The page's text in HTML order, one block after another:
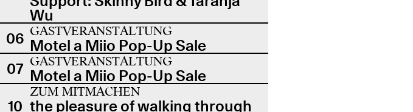
Wu
06 GASTVERANSTALTUNG
Motel a Miio Pop-Up Sale
07 GASTVERANSTALTUNG
Motel a Miio Pop-Up Sale
10
ZUM MITMACHEN
the pleasure of walking through